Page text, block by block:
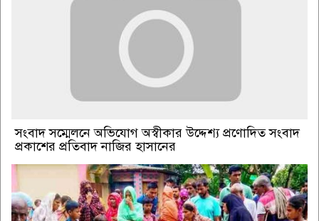
সংবাদ সম্মেলনে অভিযোগ অস্বীকার উদ্দেশ্য প্রণোদিত সংবাদ
প্রকাশের প্রতিবাদ নাজির হাসানের